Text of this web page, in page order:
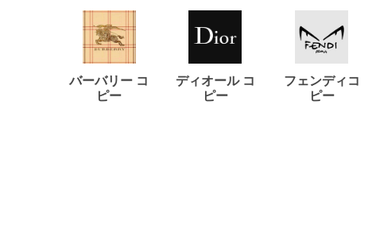
バーバリー コ
ピー
ディオール コ
ピー
フェンディコ
ピー